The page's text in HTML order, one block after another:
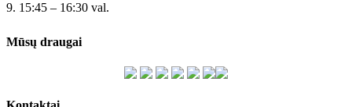
9. 15:45 – 16:30 val.
Mūsų draugai